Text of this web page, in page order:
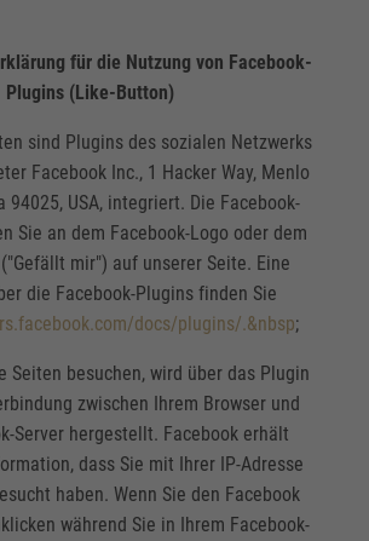
für die Nutzung von Facebook-
Plugins (Like-Button)
sind Plugins des sozialen Netzwerks
Facebook Inc., 1 Hacker Way, Menlo
94025, USA, integriert. Die Facebook-
Sie an dem Facebook-Logo oder dem
mir") auf unserer Seite. Eine
die Facebook-Plugins finden Sie
docs/plugins/.&nbsp;
Seiten besuchen, wird über das Plugin
zwischen Ihrem Browser und
Server hergestellt. Facebook erhält
dass Sie mit Ihrer IP-Adresse
haben. Wenn Sie den Facebook
während Sie in Ihrem Facebook-